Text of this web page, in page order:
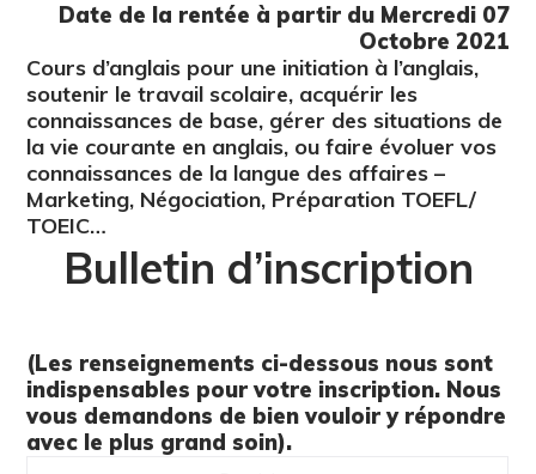
Date de la rentée à partir du Mercredi 07
Octobre 2021
Cours d’anglais pour une initiation à l’anglais,
soutenir le travail scolaire, acquérir les
connaissances de base, gérer des situations de
la vie courante en anglais, ou faire évoluer vos
connaissances de la langue des affaires –
Marketing, Négociation, Préparation TOEFL/
TOEIC…
Bulletin d’inscription
(Les renseignements ci-dessous nous sont
indispensables pour votre inscription. Nous
vous demandons de bien vouloir y répondre
avec le plus grand soin).